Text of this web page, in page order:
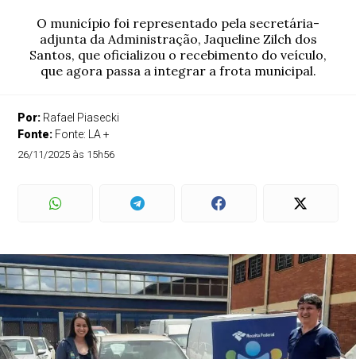
O município foi representado pela secretária-
adjunta da Administração, Jaqueline Zilch dos
Santos, que oficializou o recebimento do veículo,
que agora passa a integrar a frota municipal.
Por: Rafael Piasecki
Fonte: Fonte: LA +
26/11/2025 às 15h56